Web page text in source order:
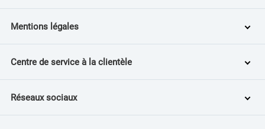
Mentions légales
Centre de service à la clientèle
Réseaux sociaux